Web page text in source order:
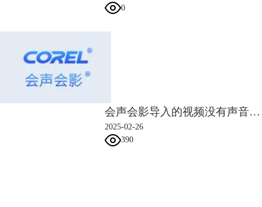
0
会声会影导入的视频没有声音 会声会影导入的视频都花了
2025-02-26
390